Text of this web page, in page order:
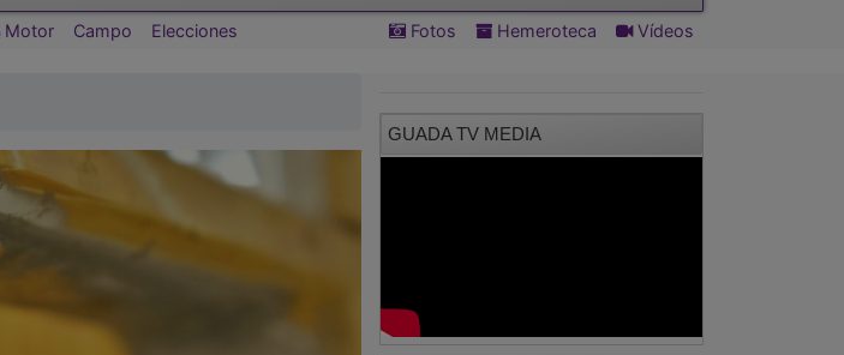
Motor Campo Elecciones Fotos Hemeroteca Vídeos
GUADA TV MEDIA